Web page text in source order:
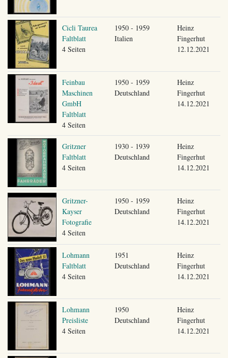
Cicli Taurea
Faltblatt
4 Seiten
1950 - 1959
Italien
Heinz
Fingerhut
12.12.2021
Feinbau
Maschinen
GmbH
Faltblatt
4 Seiten
1950 - 1959
Deutschland
Heinz
Fingerhut
14.12.2021
Gritzner
Faltblatt
4 Seiten
1930 - 1939
Deutschland
Heinz
Fingerhut
14.12.2021
Gritzner-
Kayser
Fotografie
4 Seiten
1950 - 1959
Deutschland
Heinz
Fingerhut
14.12.2021
Lohmann
Faltblatt
4 Seiten
1951
Deutschland
Heinz
Fingerhut
14.12.2021
Lohmann
Preisliste
4 Seiten
1950
Deutschland
Heinz
Fingerhut
14.12.2021